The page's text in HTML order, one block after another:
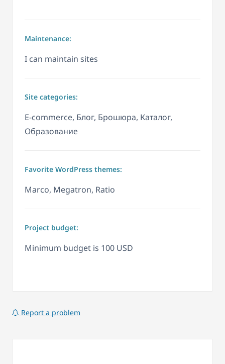
Maintenance:
I can maintain sites
Site categories:
E-commerce, Блог, Брошюра, Каталог,
Образование
Favorite WordPress themes:
Marco, Megatron, Ratio
Project budget:
Minimum budget is 100 USD
Report a problem